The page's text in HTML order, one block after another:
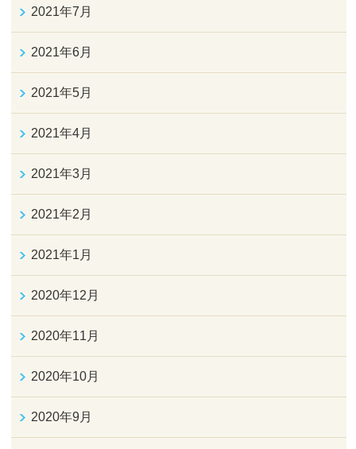
2021年7月
2021年6月
2021年5月
2021年4月
2021年3月
2021年2月
2021年1月
2020年12月
2020年11月
2020年10月
2020年9月